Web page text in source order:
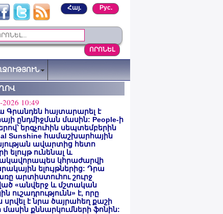
Рус.
Հայ.
2026 10:49
Գրանդեն հայտարարել է
ընդմիջման մասին: People-ի
երգչուհին սեպտեմբերին
Sunshine համաշխարհային
ավարտից հետո
ելույթ ունենալ և
կհրաժարվի
ելույթներից: Դրա
արտիստուհու շուրջ
«անվերջ և մշտական
ուշադրությունն» է, որը
սրվել է նրա ծայրահեղ քաշի
մասին քննարկումների ֆոնին: